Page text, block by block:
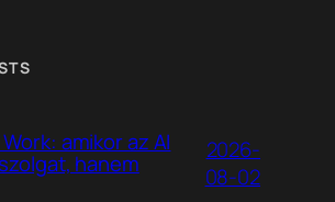
amikor az AI
hanem
2026-
08-02